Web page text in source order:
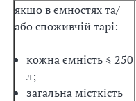
якщо в ємностях та/
або споживчій тарі:
кожна ємність ≤ 250
л;
загальна місткість